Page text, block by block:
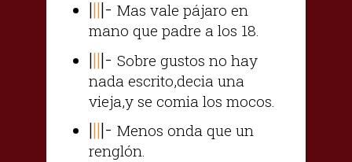
||||- Mas vale pájaro en
mano que padre a los 18.
||||- Sobre gustos no hay
nada escrito,decia una
vieja,y se comia los mocos.
||||- Menos onda que un
renglón.